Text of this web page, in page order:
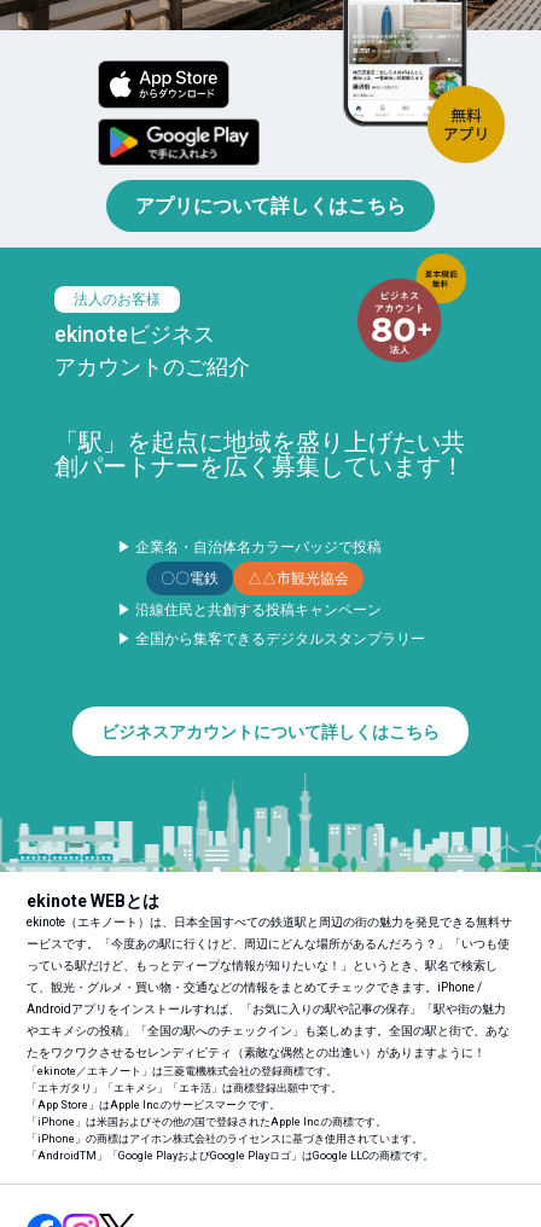
アプリについて詳しくはこちら
法人のお客様
ekinoteビジネス
アカウントのご紹介
「駅」を起点に地域を盛り上げたい共
創パートナーを広く募集しています！
▶ 企業名・自治体名カラーバッジで投稿
〇〇電鉄
△△市観光協会
▶ 沿線住民と共創する投稿キャンペーン
▶ 全国から集客できるデジタルスタンプラリー
ビジネスアカウントについて詳しくはこちら
ekinote WEBとは
ekinote（エキノート）は、日本全国すべての鉄道駅と周辺の街の魅力を発見できる無料サ
ービスです。「今度あの駅に行くけど、周辺にどんな場所があるんだろう？」「いつも使
っている駅だけど、もっとディープな情報が知りたいな！」というとき、駅名で検索し
て、観光・グルメ・買い物・交通などの情報をまとめてチェックできます。iPhone /
Androidアプリをインストールすれば、「お気に入りの駅や記事の保存」「駅や街の魅力
やエキメシの投稿」「全国の駅へのチェックイン」も楽しめます。全国の駅と街で、あな
たをワクワクさせるセレンディピティ（素敵な偶然との出逢い）がありますように！
「ekinote／エキノート」は三菱電機株式会社の登録商標です。
「エキガタリ」「エキメシ」「エキ活」は商標登録出願中です。
「App Store」はApple Inc.のサービスマークです。
「iPhone」は米国およびその他の国で登録されたApple Inc.の商標です。
「iPhone」の商標はアイホン株式会社のライセンスに基づき使用されています。
「AndroidTM 」「Google PlayおよびGoogle Playロゴ」はGoogle LLCの商標です。